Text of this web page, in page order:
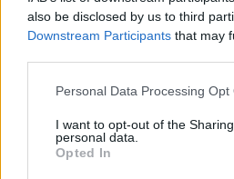
also be disclosed by us to third
Downstream Participants that may
Personal Data Processing Opt
I want to opt-out of the
personal data.
Opted In
Raktažodžiai teismas
Komentarai
Rašyti komentarą